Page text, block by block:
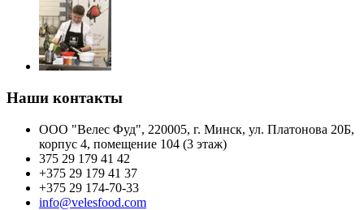
Наши контакты
ООО "Велес Фуд", 220005, г. Минск, ул. Платонова 20Б,
корпус 4, помещение 104 (3 этаж)
375 29 179 41 42
+375 29 179 41 37
+375 29 174-70-33
info@velesfood.com